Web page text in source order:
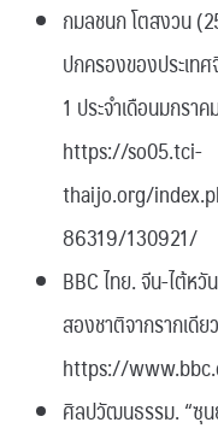
กมลชนก โตสงวน
ปกครองของประเ
1 ประจำเดือนมกรา
https://so05.tci-
thaijo.org/
86319/130921/
BBC ไทย. จีน-ไต้ห
สองชาติจากรากเดี
https://
ศิลปวัฒนธรรม. “ซุน